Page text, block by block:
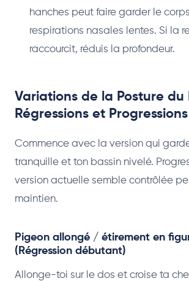
hanches peut faire garder le
respirations nasales lentes. Si la
raccourcit, réduis la profondeur.
Variations de la Posture du
Régressions et Progressions
Commence avec la version qui
tranquille et ton bassin nivelé.
version actuelle semble contrôlée
maintien.
Pigeon allongé / étirement en
(Régression débutant)
Allonge-toi sur le dos et croise ta